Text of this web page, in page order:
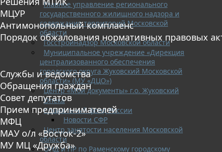
Главное управление регионального
государственного жилищного надзора и
содержания территорий Московской
области
Госстройнадзор Московской области
Муниципальное учреждение «Дирекция
централизованного обеспечения
городского округа Жуковский Московской
области» (МУ «ДЦО»)
Центр «Мои документы» г.о. Жуковский
Опека
Социальный фонд России
Новости СФР
Центр занятости населения Московской
области
ОНД и ПР по Раменскому городскому
МЦУР
Антимонопольный комплаенс
Порядок обжалования нормативных правовых
Службы и ведомства
Обращения граждан
Совет депутатов
Прием предпринимателей
МФЦ
МАУ о/л «Восток-2»
МУ МЦ «Дружба»